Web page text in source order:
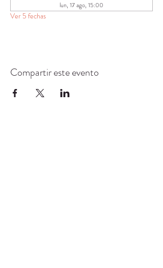
lun, 17 ago, 15:00
Ver 5 fechas
Compartir este evento